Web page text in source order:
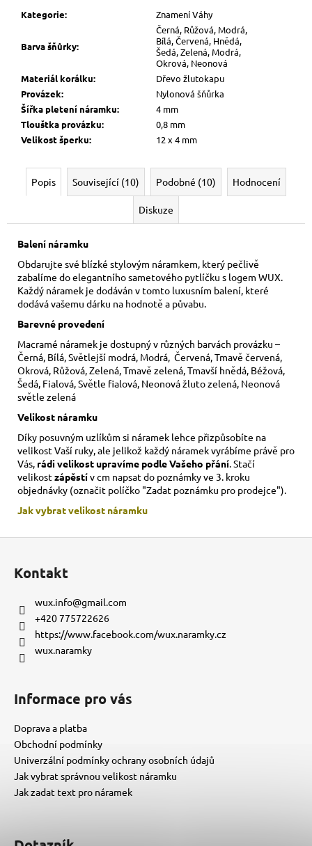
Kategorie: Znamení Váhy
Barva šňůrky:
Černá, Růžová, Modrá,
Bílá, Červená, Hnědá,
Šedá, Zelená, Modrá,
Okrová, Neonová
Materiál korálku:
Dřevo žlutokapu
Provázek:
Nylonová šňůrka
Šířka pletení náramku:
4 mm
Tlouštka provázku:
0,8 mm
Velikost šperku: 12 x 4 mm
Popis Související (10) Podobné (10) Hodnocení
Diskuze
Balení náramku
Obdarujte své blízké stylovým náramkem, který pečlivě
zabalíme do elegantního sametového pytlíčku s logem WUX.
Každý náramek je dodáván v tomto luxusním balení, které
dodává vašemu dárku na hodnotě a půvabu.
Barevné provedení
Macramé náramek je dostupný v různých barvách provázku –
Černá, Bílá, Světlejší modrá, Modrá, Červená, Tmavě červená,
Okrová, Růžová, Zelená, Tmavě zelená, Tmavší hnědá, Béžová,
Šedá, Fialová, Světle fialová, Neonová žluto zelená, Neonová
světle zelená
Velikost náramku
Díky posuvným uzlíkům si náramek lehce přizpůsobíte na
velikost Vaší ruky, ale jelikož každý náramek vyrábíme právě pro
Vás, rádi velikost upravíme podle Vašeho přání . Stačí
velikostzápěstív cm napsat do poznámky ve 3. kroku
objednávky (označit políčko "Zadat poznámku pro prodejce").
Jak vybrat velikost náramku
Kontakt
wux.info@gmail.com
+420 775722626
https://www.facebook.com/wux.naramky.cz
wux.naramky
Informace pro vás
Doprava a platba
Obchodní podmínky
Univerzální podmínky ochrany osobních údajů
Jak vybrat správnou velikost náramku
Jak zadat text pro náramek